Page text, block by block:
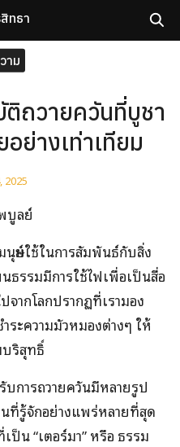
าม
ติถวายควันที่บูชา
ย่างเท่าเทียม
2025
บูลย์
ษย์ใช้ในการสัมพันธ์กับสิ่ง
รรมมีการใช้ไฟเพื่อเป็นสื่อ
ากโลกปรากฏที่เรามอง
ระความมัวหมองต่างๆ ให้
ริสุทธิ์
การถวายควันมีหลายรูป
รู้จักอย่างแพร่หลายที่สุด
ป็น “เตอร์มา” หรือ ธรรม